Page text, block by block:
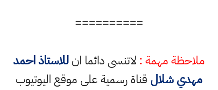
==========
ملاحظة مهمة : لاتنسى دائما انللاستاذ احمد
مهدي شلال قناة رسمية على موقع اليوتيوب